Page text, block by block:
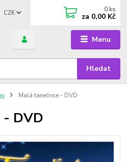
Menu
CZK
Hledat
0 ks
za 0,00 Kč
Malá tanečnice - DVD
- DVD